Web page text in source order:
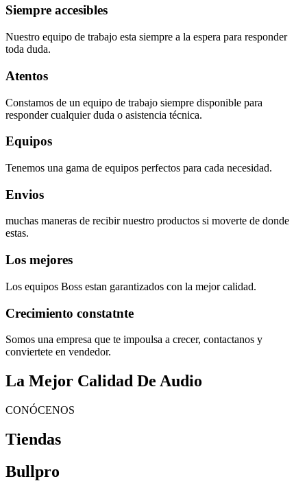
Siempre accesibles
Nuestro equipo de trabajo esta siempre a la espera para responder
toda duda.
Atentos
Constamos de un equipo de trabajo siempre disponible para
responder cualquier duda o asistencia técnica.
Equipos
Tenemos una gama de equipos perfectos para cada necesidad.
Envios
muchas maneras de recibir nuestro productos si moverte de donde
estas.
Los mejores
Los equipos Boss estan garantizados con la mejor calidad.
Crecimiento constatnte
Somos una empresa que te impoulsa a crecer, contactanos y
conviertete en vendedor.
La Mejor Calidad De Audio
CONÓCENOS
Tiendas
Bullpro